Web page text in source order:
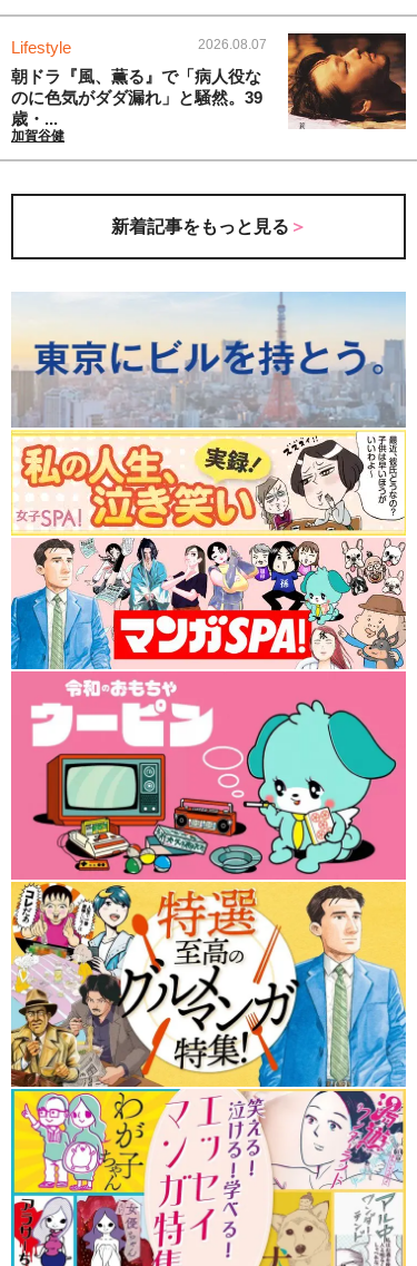
Lifestyle 2026.08.07
朝ドラ『風、薫る』で「病人役な
のに色気がダダ漏れ」と騒然。39
歳・...
加賀谷健
新着記事をもっと見る